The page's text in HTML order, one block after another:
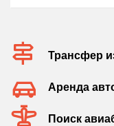
Трансфер
Аренда
Поиск